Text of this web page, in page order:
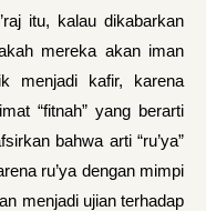
itu, kalau dikabarkan
mereka akan iman
menjadi kafir, karena
“fitnah” yang berarti
bahwa arti “ru’ya”
ru’ya dengan mimpi
menjadi ujian terhadap